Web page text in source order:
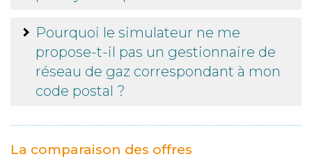
Pourquoi le simulateur ne me
propose-t-il pas un gestionnaire de
réseau de gaz correspondant à mon
code postal ?
La comparaison des offres